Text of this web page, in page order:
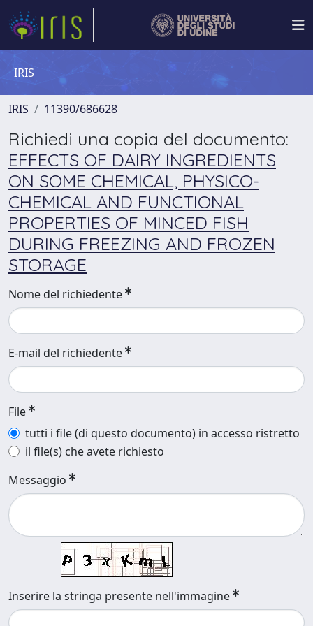
IRIS
IRIS 11390/686628
Richiedi una copia del documento:
EFFECTS OF DAIRY INGREDIENTS
ON SOME CHEMICAL, PHYSICO-
CHEMICAL AND FUNCTIONAL
PROPERTIES OF MINCED FISH
DURING FREEZING AND FROZEN
STORAGE
Nome del richiedente
E-mail del richiedente
File
tutti i file (di questo documento) in accesso ristretto
il file(s) che avete richiesto
Messaggio
Inserire la stringa presente nell'immagine